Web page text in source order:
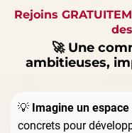
Rejoins
🚀 Une
ambitieuses,
💡 Imagine un espace
concrets pour